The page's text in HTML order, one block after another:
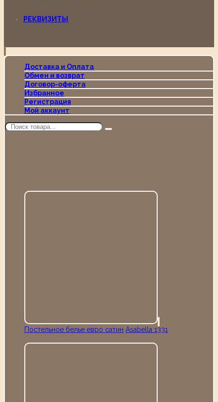
РЕКВИЗИТЫ
Доставка и Оплата
Обмен и возврат
Договор-оферта
Избранное
Регистрация
Мой аккаунт
Постельное белье евро сатин Аsabella 1331